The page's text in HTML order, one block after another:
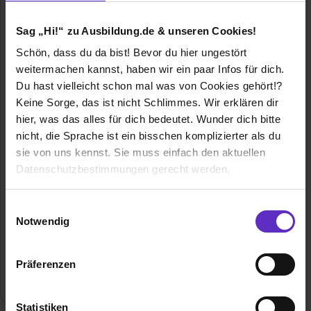
Sag „Hi!“ zu Ausbildung.de & unseren Cookies!
Schön, dass du da bist! Bevor du hier ungestört
weitermachen kannst, haben wir ein paar Infos für dich.
Du hast vielleicht schon mal was von Cookies gehört!?
Keine Sorge, das ist nicht Schlimmes. Wir erklären dir
hier, was das alles für dich bedeutet. Wunder dich bitte
nicht, die Sprache ist ein bisschen komplizierter als du
sie von uns kennst. Sie muss einfach den aktuellen
Datenschutzbestimmungen gerecht werden.
Benutzung der Webseite getroffenen Einstellungen zu
Webseite zu analysieren („Statistiken“), um
Notwendig
Präferenzen
Statistiken
Refratechnik Cement GmbH
Rudolf-Winkel-Str.1
37079 Göttingen
0551 6941 498
E-Mail anzeigen
Gründungsjahr
Industrietechnik